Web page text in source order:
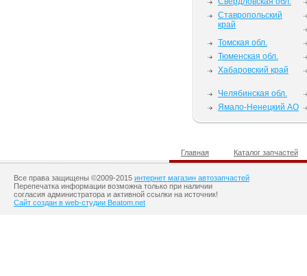
Ставропольский
край
Томская обл.
Тюменская обл.
Хабаровский край
Челябинская обл.
Ямало-Ненецкий АО
Главная Каталог запчастей
Все права защищены ©2009-2015 интернет магазин автозапчастей
Перепечатка информации возможна только при наличии
согласия администратора и активной ссылки на источник!
Сайт создан в web-студии Beatom.net